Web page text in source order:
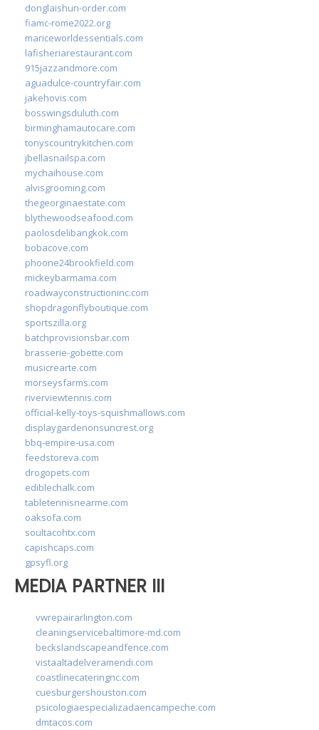
donglaishun-order.com
fiamc-rome2022.org
mariceworldessentials.com
lafisheriarestaurant.com
915jazzandmore.com
aguadulce-countryfair.com
jakehovis.com
bosswingsduluth.com
birminghamautocare.com
tonyscountrykitchen.com
jbellasnailspa.com
mychaihouse.com
alvisgrooming.com
thegeorginaestate.com
blythewoodseafood.com
paolosdelibangkok.com
bobacove.com
phoone24brookfield.com
mickeybarmama.com
roadwayconstructioninc.com
shopdragonflyboutique.com
sportszilla.org
batchprovisionsbar.com
brasserie-gobette.com
musicrearte.com
morseysfarms.com
riverviewtennis.com
official-kelly-toys-squishmallows.com
displaygardenonsuncrest.org
bbq-empire-usa.com
feedstoreva.com
drogopets.com
ediblechalk.com
tabletennisnearme.com
oaksofa.com
soultacohtx.com
capishcaps.com
gpsyfl.org
MEDIA PARTNER III
vwrepairarlington.com
cleaningservicebaltimore-md.com
beckslandscapeandfence.com
vistaaltadelveramendi.com
coastlinecateringnc.com
cuesburgershouston.com
psicologiaespecializadaencampeche.com
dmtacos.com